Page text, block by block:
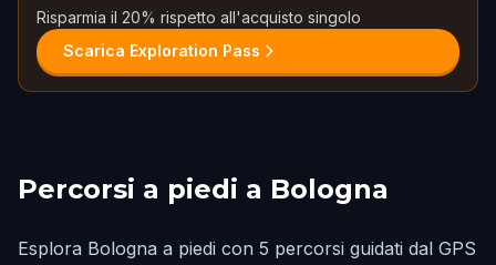
Risparmia il 20% rispetto all'acquisto singolo
Scarica Exploration Pass
Percorsi a piedi a Bologna
Esplora Bologna a piedi con 5 percorsi guidati dal GPS